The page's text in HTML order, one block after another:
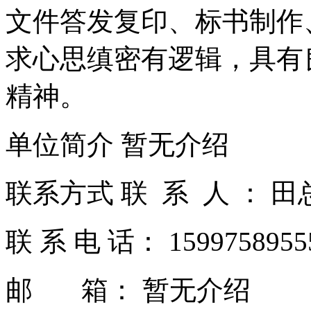
文件答发复印、标书制
求心思缜密有逻辑，具
精神。
单位简介 暂无介绍
联系方式 联 系 人 ： 田
联 系 电 话：
邮 箱： 暂无介绍